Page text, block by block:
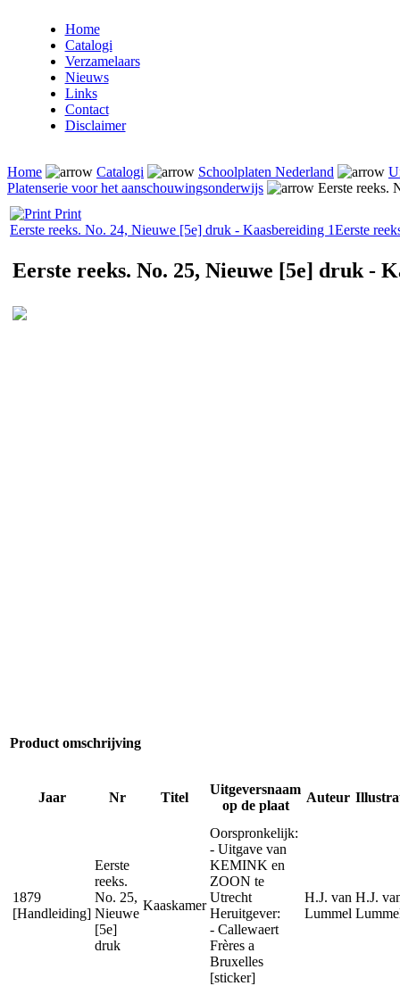
Home
Catalogi
Verzamelaars
Nieuws
Links
Contact
Disclaimer
Home Catalogi Schoolplaten Nederland
Platenserie voor het aanschouwingsonderwijs
Eerste reeks.
Print
Eerste reeks. No. 24, Nieuwe [5e] druk - Kaasbereiding 1Eerste
Eerste reeks. No. 25, Nieuwe [5e] druk -
Product omschrijving
Jaar Nr Titel
Uitgeversnaam
op de plaat
Auteur
1879
[Handleiding]
Eerste
reeks.
No. 25,
Nieuwe
[5e]
druk
Kaaskamer
Oorspronkelijk:
- Uitgave van
KEMINK en
ZOON te
Utrecht
Heruitgever:
- Callewaert
Frères a
Bruxelles
[sticker]
H.J. van
Lummel
H.J.